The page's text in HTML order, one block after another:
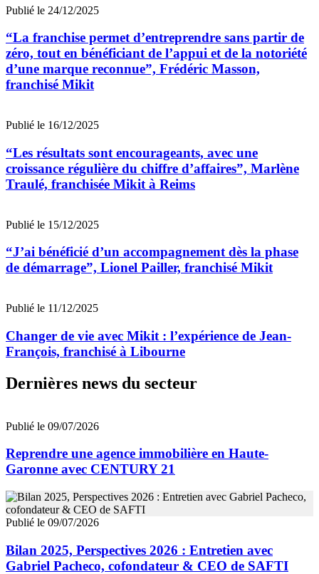
Publié le 24/12/2025
“La franchise permet d’entreprendre sans partir de
zéro, tout en bénéficiant de l’appui et de la notoriété
d’une marque reconnue”, Frédéric Masson,
franchisé Mikit
Publié le 16/12/2025
“Les résultats sont encourageants, avec une
croissance régulière du chiffre d’affaires”, Marlène
Traulé, franchisée Mikit à Reims
Publié le 15/12/2025
“J’ai bénéficié d’un accompagnement dès la phase
de démarrage”, Lionel Pailler, franchisé Mikit
Publié le 11/12/2025
Changer de vie avec Mikit : l’expérience de Jean-
François, franchisé à Libourne
Dernières news du secteur
Publié le 09/07/2026
Reprendre une agence immobilière en Haute-
Garonne avec CENTURY 21
Publié le 09/07/2026
Bilan 2025, Perspectives 2026 : Entretien avec
Gabriel Pacheco, cofondateur & CEO de SAFTI